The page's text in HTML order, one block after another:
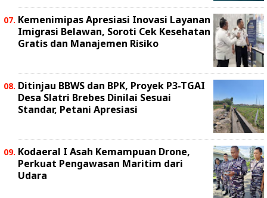
Kemenimipas Apresiasi Inovasi Layanan
Imigrasi Belawan, Soroti Cek Kesehatan
Gratis dan Manajemen Risiko
Ditinjau BBWS dan BPK, Proyek P3-TGAI
Desa Slatri Brebes Dinilai Sesuai
Standar, Petani Apresiasi
Kodaeral I Asah Kemampuan Drone,
Perkuat Pengawasan Maritim dari
Udara